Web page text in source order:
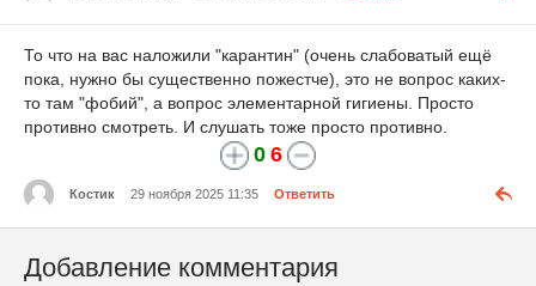
То что на вас наложили "карантин" (очень слабоватый ещё
пока, нужно бы существенно пожестче), это не вопрос каких-
то там "фобий", а вопрос элементарной гигиены. Просто
противно смотреть. И слушать тоже просто противно.
0 6
Костик 29 ноября 2025 11:35 Ответить
Добавление комментария